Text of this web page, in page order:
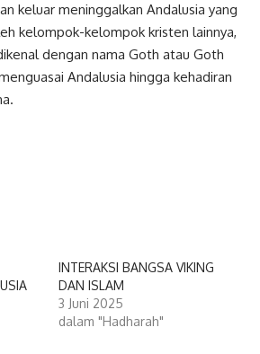
keluar meninggalkan Andalusia yang
kelompok-kelompok kristen lainnya,
dengan nama Goth atau Goth
Andalusia hingga kehadiran
INTERAKSI BANGSA VIKING
DAN ISLAM
3 Juni 2025
dalam "Hadharah"